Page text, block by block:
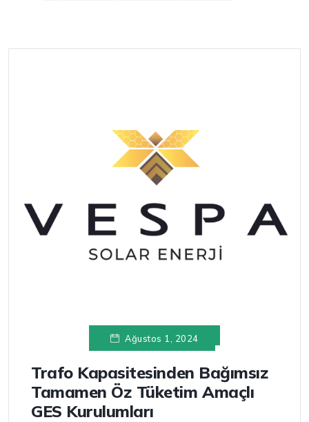
Ağustos 1, 2024
Trafo Kapasitesinden Bağımsız
Tamamen Öz Tüketim Amaçlı
GES Kurulumları